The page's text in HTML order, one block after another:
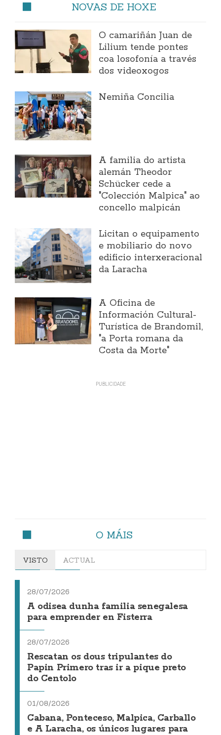
NOVAS DE HOXE
O camariñán Juan de
Lilium tende pontes
coa losofonía a través
dos videoxogos
Nemiña Concilia
A familia do artista
alemán Theodor
Schücker cede a
"Colección Malpica" ao
concello malpicán
Licitan o equipamento
e mobiliario do novo
edificio interxeracional
da Laracha
A Oficina de
Información Cultural-
Turística de Brandomil,
"a Porta romana da
Costa da Morte"
O MÁIS
VISTO ACTUAL
28/07/2026
A odisea dunha familia senegalesa
para emprender en Fisterra
28/07/2026
Rescatan os dous tripulantes do
Papin Primero tras ir a pique preto
do Centolo
01/08/2026
Cabana, Ponteceso, Malpica, Carballo
e A Laracha, os únicos lugares para